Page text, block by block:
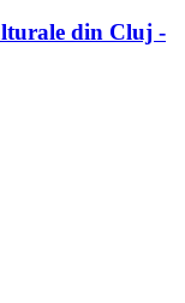
din Cluj -